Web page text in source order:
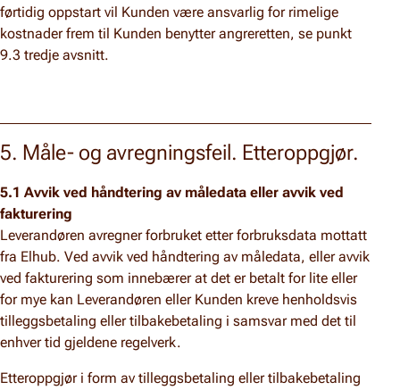
førtidig oppstart vil Kunden være ansvarlig for rimelige
kostnader frem til Kunden benytter angreretten, se punkt
9.3 tredje avsnitt.
5. Måle- og avregningsfeil. Etteroppgjør.
5.1 Avvik ved håndtering av måledata eller avvik ved
fakturering
Leverandøren avregner forbruket etter forbruksdata mottatt
fra Elhub. Ved avvik ved håndtering av måledata, eller avvik
ved fakturering som innebærer at det er betalt for lite eller
for mye kan Leverandøren eller Kunden kreve henholdsvis
tilleggsbetaling eller tilbakebetaling i samsvar med det til
enhver tid gjeldene regelverk.
Etteroppgjør i form av tilleggsbetaling eller tilbakebetaling